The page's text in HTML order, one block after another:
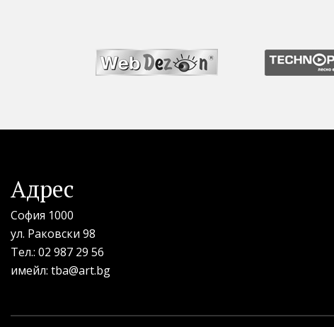
Адрес
София 1000
ул. Раковски 98
Тел.: 02 987 29 56
имейл: tba@art.bg